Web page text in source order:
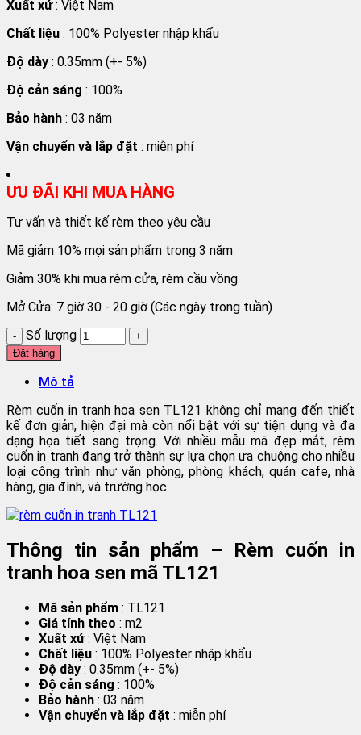
Xuất xứ: Việt Nam
Chất liệu : 100% Polyester nhập khẩu
Độ dày : 0.35mm (+- 5%)
Độ cản sáng : 100%
Bảo hành : 03 năm
Vận chuyển và lắp đặt : miễn phí
ƯU ĐÃI KHI MUA HÀNG
Tư vấn và thiết kế rèm theo yêu cầu
Mã giảm 10% mọi sản phẩm trong 3 năm
Giảm 30% khi mua rèm cửa, rèm cầu vồng
Mở Cửa: 7 giờ 30 - 20 giờ (Các ngày trong tuần)
Số lượng
Đặt hàng
Mô tả
Rèm cuốn in tranh hoa sen TL121 không chỉ mang đến thiết
kế đơn giản, hiện đại mà còn nổi bật với sự tiện dụng và đa
dạng họa tiết sang trọng. Với nhiều mẫu mã đẹp mắt, rèm
cuốn in tranh đang trở thành sự lựa chọn ưa chuộng cho nhiều
loại công trình như văn phòng, phòng khách, quán cafe, nhà
hàng, gia đình, và trường học.
Thông tin sản phẩm – Rèm cuốn in
tranh hoa sen mã TL121
Mã sản phẩm : TL121
Giá tính theo : m2
Xuất xứ: Việt Nam
Chất liệu : 100% Polyester nhập khẩu
Độ dày : 0.35mm (+- 5%)
Độ cản sáng : 100%
Bảo hành : 03 năm
Vận chuyển và lắp đặt : miễn phí